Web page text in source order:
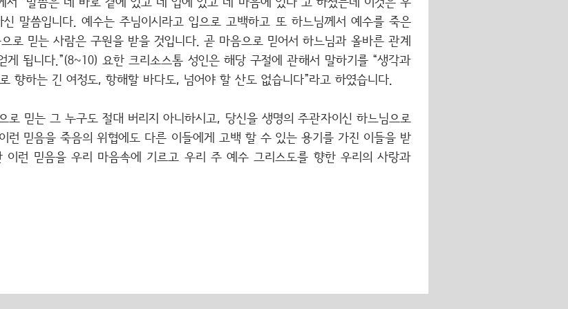
서 '말씀은 네 바로 곁에 있고 네 입에 있고 네 마음에 있다'고 하셨는데 이것은 우
말씀입니다. 예수는 주님이시라고 입으로 고백하고 또 하느님께서 예수를 죽은
로 믿는 사람은 구원을 받을 것입니다. 곧 마음으로 믿어서 하느님과 올바른 관계
됩니다.”(8~10) 요한 크리소스톰 성인은 해당 구절에 관해서 말하기를 “생각과
향하는 긴 여정도, 항해할 바다도, 넘어야 할 산도 없습니다”라고 하였습니다.
로 믿는 그 누구도 절대 버리지 아니하시고, 당신을 생명의 주관자이신 하느님으로
런 믿음을 죽음의 위협에도 다른 이들에게 고백 할 수 있는 용기를 가진 이들을 받
이런 믿음을 우리 마음속에 기르고 우리 주 예수 그리스도를 향한 우리의 사랑과